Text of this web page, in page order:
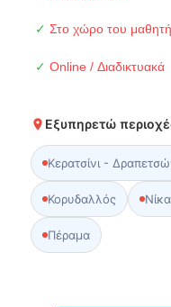
✓ Στο χώρο του μαθητή
✓ Online / Διαδικτυακά
Εξυπηρετώ
Κερατσίνι -
Κορυδαλλός
Πέραμα